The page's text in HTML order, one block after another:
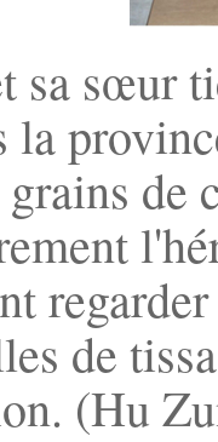
sa sœur
de
de
(Hu